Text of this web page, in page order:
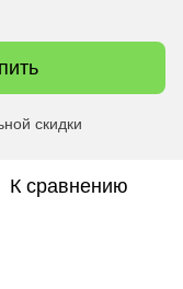
скидки
К сравнению